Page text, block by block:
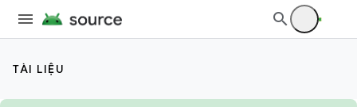
TÀI LIỆU